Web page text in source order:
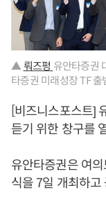
▲뤄즈펑 유안타증권
타증권 미래성장 TF
[비즈니스포스트]
듣기 위한 창구를
유안타증권은 여의
식을 7일 개최하